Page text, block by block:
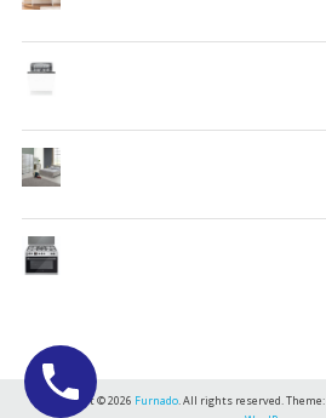
Copyright © 2026 Furnado. All rights reserved. Theme: